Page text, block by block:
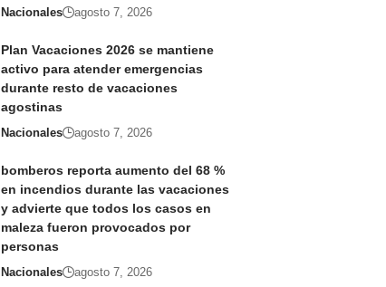
Nacionales agosto 7, 2026
Plan Vacaciones 2026 se mantiene
activo para atender emergencias
durante resto de vacaciones
agostinas
Nacionales agosto 7, 2026
bomberos reporta aumento del 68 %
en incendios durante las vacaciones
y advierte que todos los casos en
maleza fueron provocados por
personas
Nacionales agosto 7, 2026